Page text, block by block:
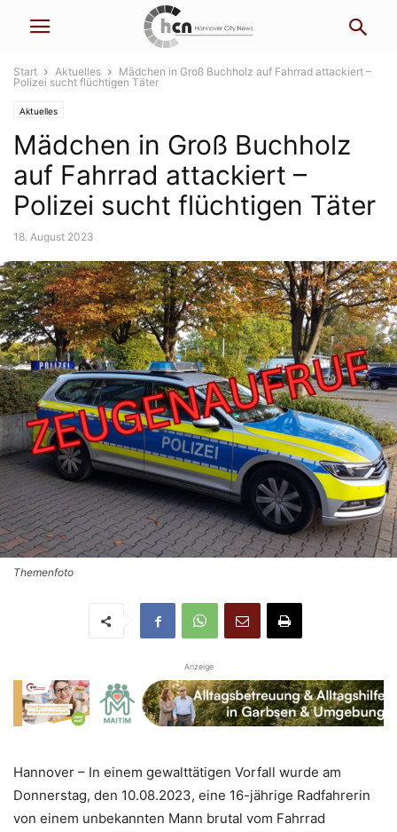
Start Aktuelles
Mädchen in Groß Buchholz auf Fahrrad attackiert –
Polizei sucht flüchtigen Täter
Aktuelles
Mädchen in Groß Buchholz
auf Fahrrad attackiert –
Polizei sucht flüchtigen Täter
18. August 2023
Themenfoto
Anzeige
Hannover – In einem gewalttätigen Vorfall wurde am
Donnerstag, den 10.08.2023, eine 16-jährige Radfahrerin
von einem unbekannten Mann brutal vom Fahrrad